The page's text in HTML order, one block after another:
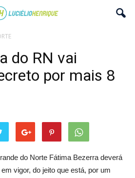
do RN vai
por mais 8
do Norte Fátima Bezerra deverá
vigor, do jeito que está, por um